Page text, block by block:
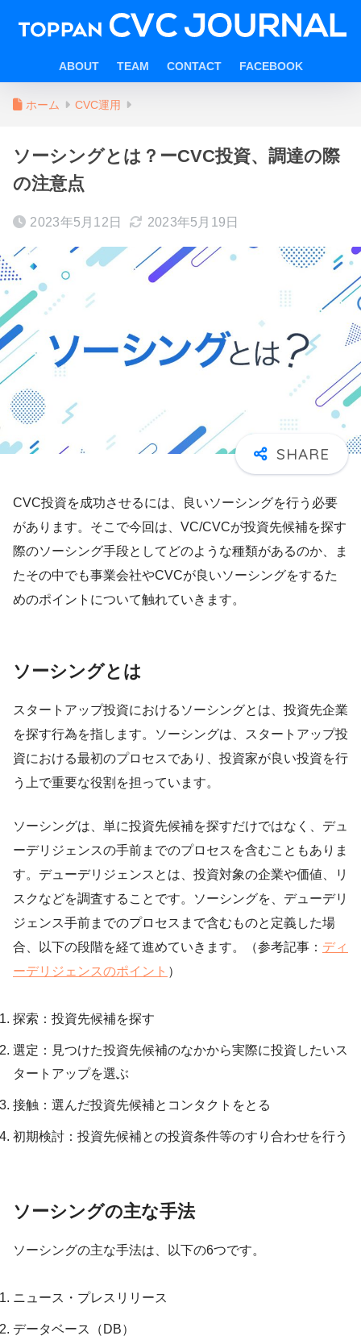
ABOUT TEAM CONTACT FACEBOOK
ホーム CVC運用
ソーシングとは？ーCVC投資、調達の際
の注意点
2023年5月12日 2023年5月19日
CVC投資を成功させるには、良いソーシングを行う必要
があります。そこで今回は、VC/CVCが投資先候補を探す
際のソーシング手段としてどのような種類があるのか、ま
たその中でも事業会社やCVCが良いソーシングをするた
めのポイントについて触れていきます。
ソーシングとは
スタートアップ投資におけるソーシングとは、投資先企業
を探す行為を指します。ソーシングは、スタートアップ投
資における最初のプロセスであり、投資家が良い投資を行
う上で重要な役割を担っています。
ソーシングは、単に投資先候補を探すだけではなく、デュ
ーデリジェンスの手前までのプロセスを含むこともありま
す。デューデリジェンスとは、投資対象の企業や価値、リ
スクなどを調査することです。ソーシングを、デューデリ
ジェンス手前までのプロセスまで含むものと定義した場
合、以下の段階を経て進めていきます。（参考記事： ディ
ーデリジェンスのポイント ）
探索：投資先候補を探す
選定：見つけた投資先候補のなかから実際に投資したいス
タートアップを選ぶ
接触：選んだ投資先候補とコンタクトをとる
初期検討：投資先候補との投資条件等のすり合わせを行う
ソーシングの主な手法
ソーシングの主な手法は、以下の6つです。
ニュース・プレスリリース
データベース（DB）